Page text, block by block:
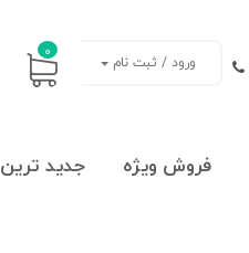
ورود / ثبت نام 0
فروش ویژه
جدید ترین